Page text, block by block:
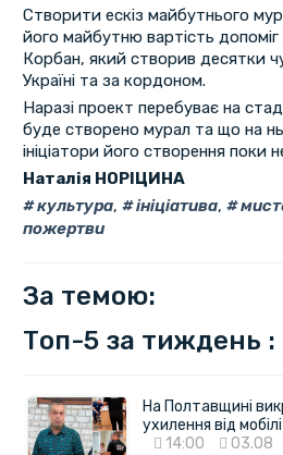
Створити ескіз майбутнього
його майбутню вартість
Корбан, який створив десятки
Україні та за кордоном.
Наразі проект перебуває на
буде створено мурал та що на
ініціатори його створення поки
Наталія НОРІЦИНА
культура, ініціатива,
пожертви
За темою:
Топ-5 за тиждень :
На Полтавщині
ухилення від
14:00
03.08